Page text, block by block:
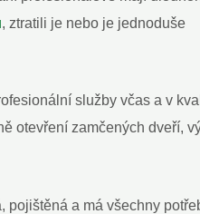
, ztratili je⁤ nebo je ‌jednoduše
služby včas a v
otevření zamčených dveří,
pojištěná a má všechny⁢